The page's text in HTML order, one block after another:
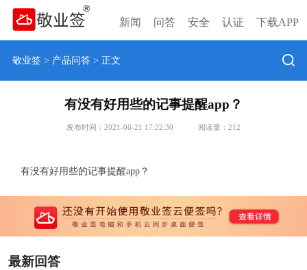
新闻 问答 安全 认证 下载APP
敬业签> 产品问答> 正文
有没有好用些的记事提醒app？
发布时间：2021-06-21 17:22:30 阅读量： 212
有没有好用些的记事提醒app？
最新回答